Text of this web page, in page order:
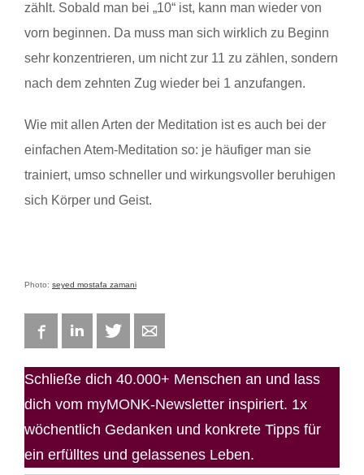
zählt. Sobald man bei „10“ ist, kann man wieder von
vorn beginnen. Da muss man sich wirklich zu Beginn
sehr konzentrieren, um nicht zur 11 zu zählen, sondern
nach dem zehnten Zug wieder bei 1 anzufangen.
Wie mit allen Arten der Meditation ist es auch bei der
einfachen Atem-Meditation so: je häufiger man sie
trainiert, umso schneller und wirkungsvoller beruhigen
sich Körper und Geist.
Photo: seyed mostafa zamani
FacebookLinkedIn Twitter
Schließe dich 40.000+ Menschen an und lass
dich vom myMONK-Newsletter inspiriert. 1x
wöchentlich Gedanken und konkrete Tipps für
ein erfülltes und gelassenes Leben.